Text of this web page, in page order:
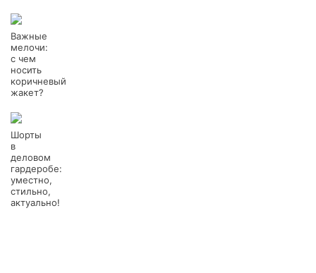
Важные
мелочи:
с чем
носить
коричневый
жакет?
Шорты
в
деловом
гардеробе:
уместно,
стильно,
актуально!